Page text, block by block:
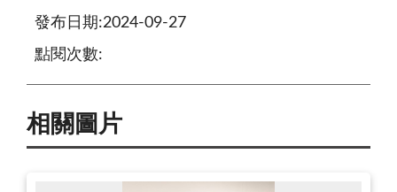
發布日期:2024-09-27
點閱次數:
相關圖片